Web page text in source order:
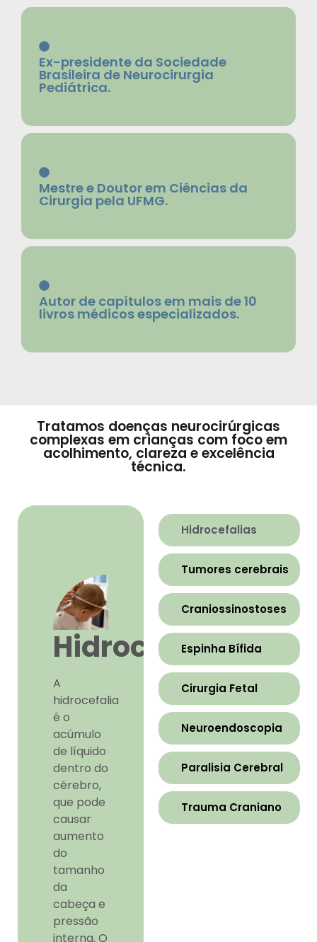
Ex-presidente da Sociedade
Brasileira de Neurocirurgia
Pediátrica.
Mestre e Doutor em Ciências da
Cirurgia pela UFMG.
Autor de capítulos em mais de 10
livros médicos especializados.
Tratamos doenças neurocirúrgicas
complexas em crianças com foco em
acolhimento, clareza e excelência
técnica.
Hidrocefalias
Tumores cerebrais
Craniossinostoses
Espinha Bífida
Cirurgia Fetal
Neuroendoscopia
Paralisia Cerebral
Trauma Craniano
Hidrocefalia
A
hidrocefalia
é o
acúmulo
de líquido
dentro do
cérebro,
que pode
causar
aumento
do
tamanho
da
cabeça e
pressão
interna. O